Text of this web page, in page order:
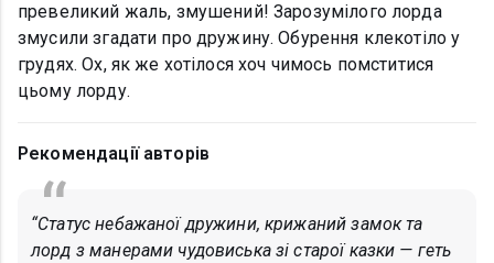
превеликий жаль, змушений! Зарозумілого лорда
змусили згадати про дружину. Обурення клекотіло у
грудях. Ох, як же хотілося хоч чимось помститися
цьому лорду.
Рекомендації авторів
“Статус небажаної дружини, крижаний замок та
лорд з манерами чудовиська зі старої казки — геть